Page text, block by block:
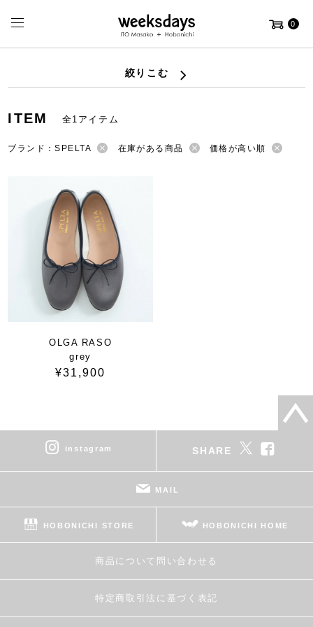
0
絞りこむ
ITEM 全1アイテム
ブランド：SPELTA 在庫がある商品 価格が高い順
OLGA RASO
grey
¥31,900
instagram SHARE
MAIL
HOBONICHI STORE HOBONICHI HOME
商品について問い合わせる
特定商取引法に基づく表記